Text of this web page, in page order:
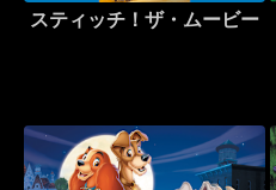
スティッチ！ザ・ムービー